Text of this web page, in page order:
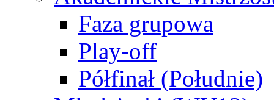
Faza grupowa
Play-off
Półfinał (Południe)